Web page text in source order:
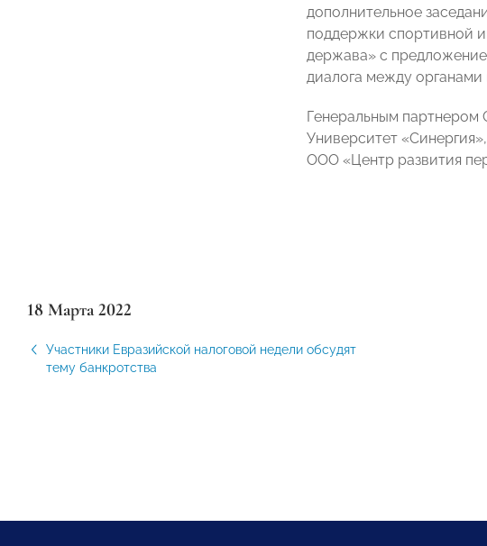
дополнительное
поддержки спортивной
держава» с
диалога между
Генеральным партнером
Университет
ООО «Центр развития
18 Марта 2022
Участники Евразийской налоговой недели обсудят
тему банкротства